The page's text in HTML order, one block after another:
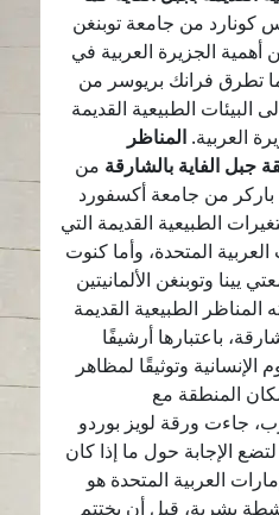
كونارد من جامعة توبنغن
الجزيرة العربية في
تطرق فرانك بريوسر من
البيئات الطبيعية القديمة
المناظر
جبل الفاية بالشارقةمن
من جامعة أكسفورد
الطبيعية القديمة التي
المتحدة، وأما كنوت
وتوبنغن الألمانيتين
الطبيعية القديمة
باعتبارها أرشيفًا
وتوثيقًا لمظاهر
المنطقة مع
جاءت ورقة لويز بوردو
الإجابة حول ما إذا كان
العربية المتحدة هو
بشرية، قبل أن يختتم